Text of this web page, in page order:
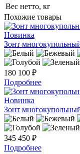
Вес нетто, кг
Похожие товары
Новинка
Зонт
180 100 ₽
Подробнее
Новинка
Зонт
345 450 ₽
Подробнее